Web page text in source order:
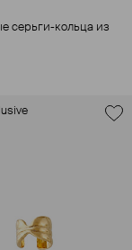
серьги-кольца из